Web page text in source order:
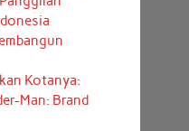
Kotanya:
Man: Brand